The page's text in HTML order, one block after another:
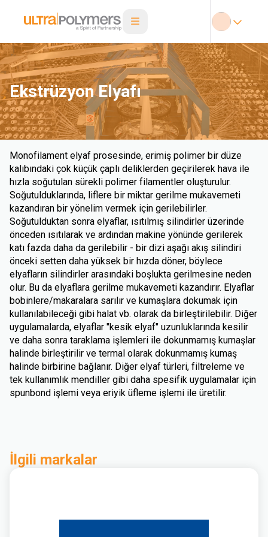
Ekstrüzyon Elyafı
Monofilament elyaf prosesinde, erimiş polimer bir düze
kalıbındaki çok küçük çaplı deliklerden geçirilerek hava ile
hızla soğutulan sürekli polimer filamentler oluşturulur.
Soğutulduklarında, liflere bir miktar gerilme mukavemeti
kazandıran bir yönelim vermek için gerilebilirler.
Soğutulduktan sonra elyaflar, ısıtılmış silindirler üzerinde
önceden ısıtılarak ve ardından makine yönünde gerilerek
katı fazda daha da gerilebilir - bir dizi aşağı akış silindiri
önceki setten daha yüksek bir hızda döner, böylece
elyafların silindirler arasındaki boşlukta gerilmesine neden
olur. Bu da elyaflara gerilme mukavemeti kazandırır. Elyaflar
bobinlere/makaralara sarılır ve kumaşlara dokumak için
kullanılabileceği gibi halat vb. olarak da birleştirilebilir. Diğer
uygulamalarda, elyaflar "kesik elyaf" uzunluklarında kesilir
ve daha sonra taraklama işlemleri ile dokunmamış kumaşlar
halinde birleştirilir ve termal olarak dokunmamış kumaş
halinde birbirine bağlanır. Diğer elyaf türleri, filtreleme ve
tek kullanımlık mendiller gibi daha spesifik uygulamalar için
spunbond işlemi veya eriyik üfleme işlemi ile üretilir.
İlgili markalar